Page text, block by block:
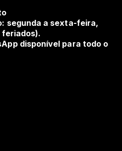
segunda a sexta-feira,
feriados).
disponível para todo o